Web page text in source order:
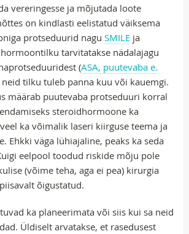
vereringesse ja mõjutada loote
on kindlasti eelistatud väiksema
protseduurid nagu SMILE ja
tarvitatakse nädalajagu
(ASA, puutevaba e.
neid tilku tuleb panna kuu või kauemgi.
määrab puutevaba protseduuri korral
steroidhormoone ka
ka võimalik laseri kiirguse teema ja
Ehkki väga lühiajaline, peaks ka seda
eelpool toodud riskide mõju pole
(võime teha, aga ei pea) kirurgia
õigustatud.
ka planeerimata või siis kui sa neid
Üldiselt arvatakse, et rasedusest